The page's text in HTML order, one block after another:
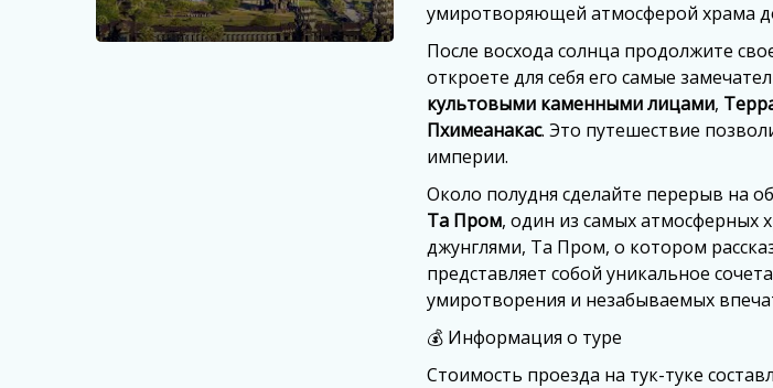
умиротворяющей атмосферой храма
После восхода солнца продолжите
откроете для себя его самые
культовыми каменными лицами,
Пхимеанакас. Это путешествие
империи.
Около полудня сделайте перерыв на
Та Пром, один из самых
джунглями, Та Пром, о котором
представляет собой уникальное
умиротворения и незабываемых
💰 Информация о туре
Стоимость проезда на тук-туке